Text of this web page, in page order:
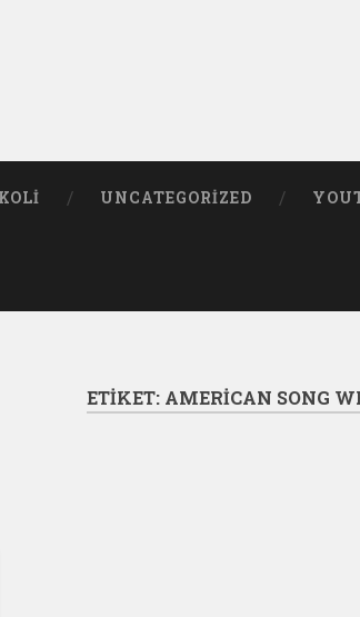
UNCATEGORIZED
ETIKET: AMERICAN SONG